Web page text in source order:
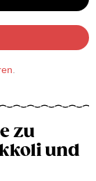
.
zu
und